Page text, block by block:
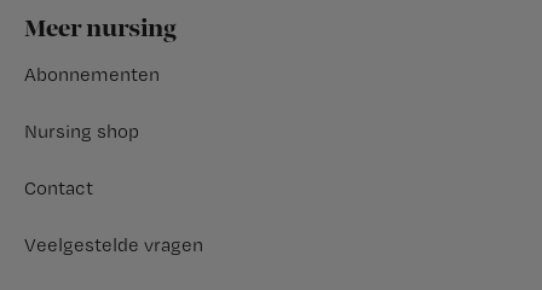
Footer
Meer nursing
Abonnementen
Nursing shop
Contact
Veelgestelde vragen